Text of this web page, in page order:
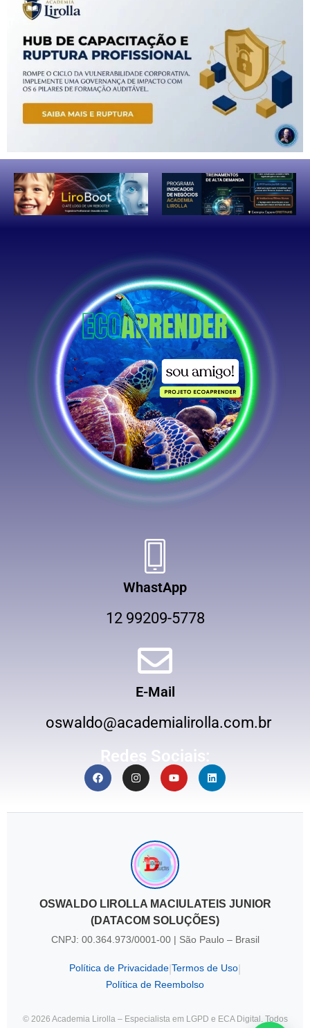
WhastApp
12 99209-5778
E-Mail
oswaldo@academialirolla.com.br
Redes Sociais:
OSWALDO LIROLLA MACIULATEIS JUNIOR
(DATACOM SOLUÇÕES)
CNPJ: 00.364.973/0001-00 | São Paulo – Brasil
Política de Privacidade Termos de Uso
Política de Reembolso
© 2026 Academia Lirolla – Especialista em LGPD e ECA Digital. Todos